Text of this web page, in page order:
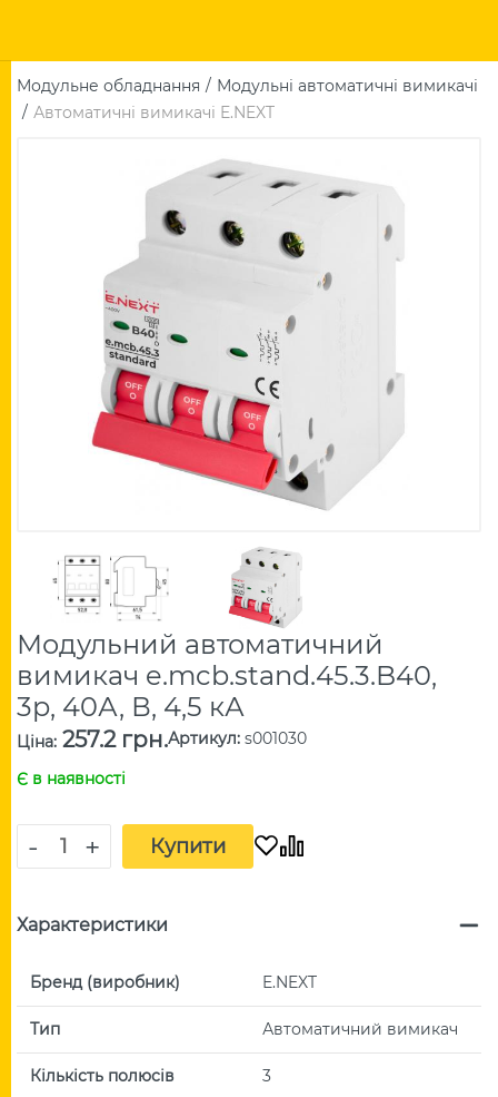
Модульне обладнання
Модульні автоматичні вимикачі
Автоматичні вимикачі E.NEXT
Модульний автоматичний
вимикач e.mcb.stand.45.3.B40,
3р, 40А, В, 4,5 кА
Ціна: 257.2 грн.Артикул: s001030
Є в наявності
- + Купити
Характеристики
Бренд (виробник) E.NEXT
Тип Автоматичний вимикач
Кількість полюсів 3